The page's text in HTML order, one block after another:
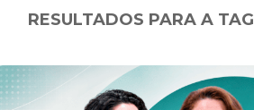
RESULTADOS PARA A TAG